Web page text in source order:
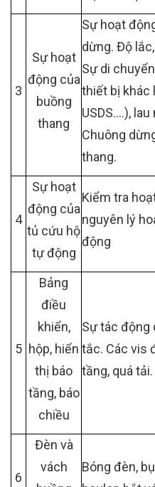
3
Sự hoạt
động của
buồng
thang
Sự hoạt
dừng. Độ
Sự di
thiết bị khác
USDS….),
Chuông
thang.
4
Sự hoạt
động của
tủ cứu hộ
tự động
Kiểm tra
nguyên lý
động
5
Bảng
điều
khiển,
hộp, hiển
thị báo
tầng, báo
chiều
Sự tác động
tắc. Các vis
tầng, quá tải.
6
Đèn và
vách
Bóng đèn,